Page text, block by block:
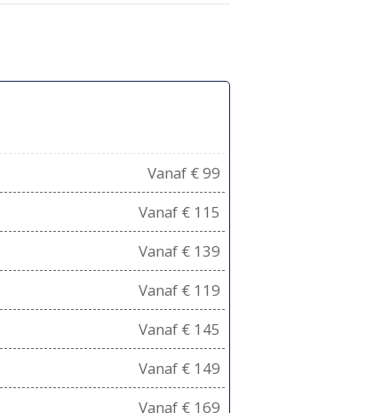
Vanaf € 99
Vanaf € 115
Vanaf € 139
Vanaf € 119
Vanaf € 145
Vanaf € 149
Vanaf € 169